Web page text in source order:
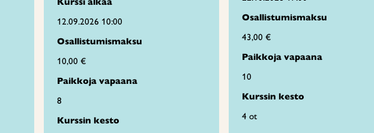
12.09.2026 10:00
Osallistumismaksu
10,00 €
Paikkoja vapaana
8
Kurssin kesto
Osallistumismaksu
43,00 €
Paikkoja vapaana
10
Kurssin kesto
4 ot